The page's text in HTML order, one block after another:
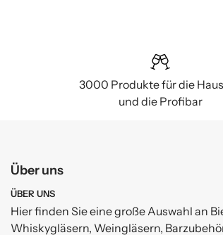
3000 Produkte für die
und die Profibar
Über uns
ÜBER UNS
Hier finden Sie eine große Auswahl an
Whiskygläsern, Weingläsern,